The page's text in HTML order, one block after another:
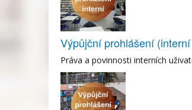
Výpůjční prohlášení
Práva a povinnosti interních